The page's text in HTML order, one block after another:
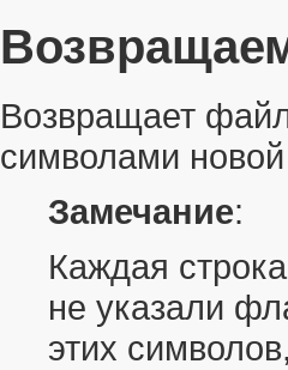
Возвращает
символами
Замечание:
Каждая
не указали
этих